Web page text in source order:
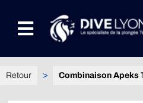
contenuToggle
Navigation
NOTRE UNIVERS PRODUITS
Combinaison Apeks